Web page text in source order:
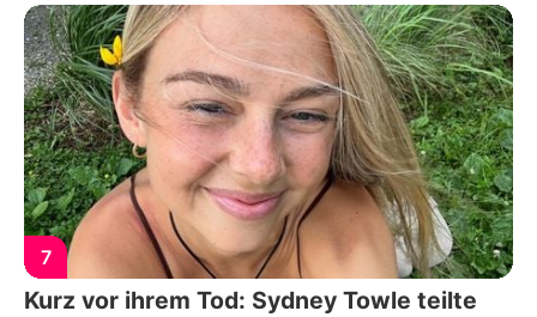
7
Kurz vor ihrem Tod: Sydney Towle teilte